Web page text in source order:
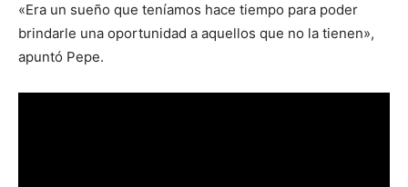
«Era un sueño que teníamos hace tiempo para poder
brindarle una oportunidad a aquellos que no la tienen»,
apuntó Pepe.